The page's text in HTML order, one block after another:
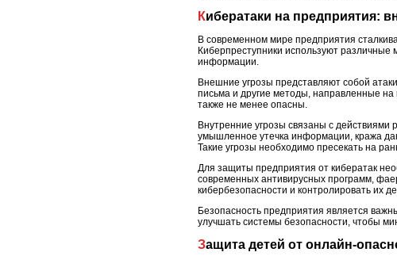
Кибератаки на предприятия:
В современном мире предприятия
Киберпреступники используют
информации.
Внешние угрозы представляют собой
письма и другие методы, направленные
также не менее опасны.
Внутренние угрозы связаны с
умышленное утечка информации, кража
Такие угрозы необходимо пресекать на
Для защиты предприятия от кибератак
современных антивирусных программ,
кибербезопасности и контролировать их
Безопасность предприятия является
улучшать системы безопасности, чтобы
Защита детей от онлайн-